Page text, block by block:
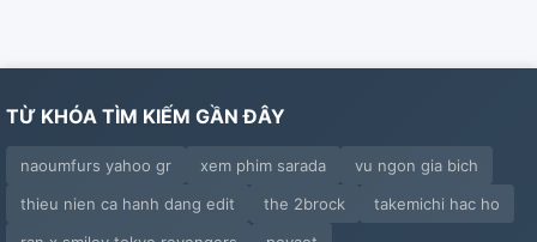
TỪ KHÓA TÌM KIẾM GẦN ĐÂY
naoumfurs yahoo gr xem phim sarada
vu ngon gia bich
thieu nien ca hanh dang edit
the 2brock
takemichi hac ho